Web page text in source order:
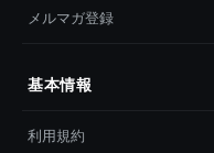
メルマガ登録
基本情報
利用規約